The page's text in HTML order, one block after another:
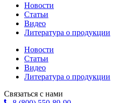
Новости
Статьи
Видео
Литература о продукции
Новости
Статьи
Видео
Литература о продукции
Связаться с нами